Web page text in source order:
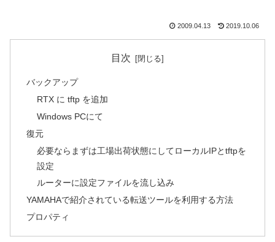
2009.04.13 2019.10.06
目次
バックアップ
RTX に tftp を追加
Windows PCにて
復元
必要ならまずは工場出荷状態にしてローカルIPとtftpを
設定
ルーターに設定ファイルを流し込み
YAMAHAで紹介されている転送ツールを利用する方法
プロパティ